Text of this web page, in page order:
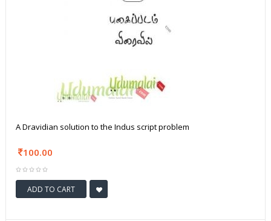
A Dravidian solution to the Indus script problem
100.00
ADD TO CART